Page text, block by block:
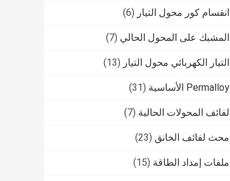
انقسام كور محول التيار (6)
المشبك على المحول الحالي (7)
التيار الكهربائي محول التيار (13)
Permalloy الأساسية (31)
لفائف المحولات الحالية (7)
محث لفائف الخانق (23)
ملفات إمداد الطاقة (15)